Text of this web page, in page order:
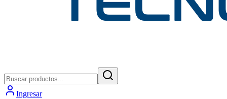
Ingresar